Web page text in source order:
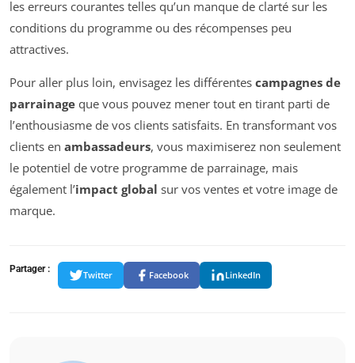
les erreurs courantes telles qu’un manque de clarté sur les
conditions du programme ou des récompenses peu
attractives.
Pour aller plus loin, envisagez les différentes campagnes de
parrainage que vous pouvez mener tout en tirant parti de
l’enthousiasme de vos clients satisfaits. En transformant vos
clients en ambassadeurs, vous maximiserez non seulement
le potentiel de votre programme de parrainage, mais
également l’impact global sur vos ventes et votre image de
marque.
Partager :
Twitter Facebook LinkedIn